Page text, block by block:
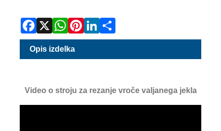
Opis izdelka
Video o stroju za rezanje vroče valjanega jekla